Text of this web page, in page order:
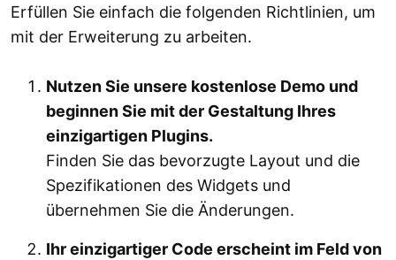
Erfüllen Sie einfach die folgenden Richtlinien, um
mit der Erweiterung zu arbeiten.
Nutzen Sie unsere kostenlose Demo und
beginnen Sie mit der Gestaltung Ihres
einzigartigen Plugins.
Finden Sie das bevorzugte Layout und die
Spezifikationen des Widgets und
übernehmen Sie die Änderungen.
Ihr einzigartiger Code erscheint im Feld von